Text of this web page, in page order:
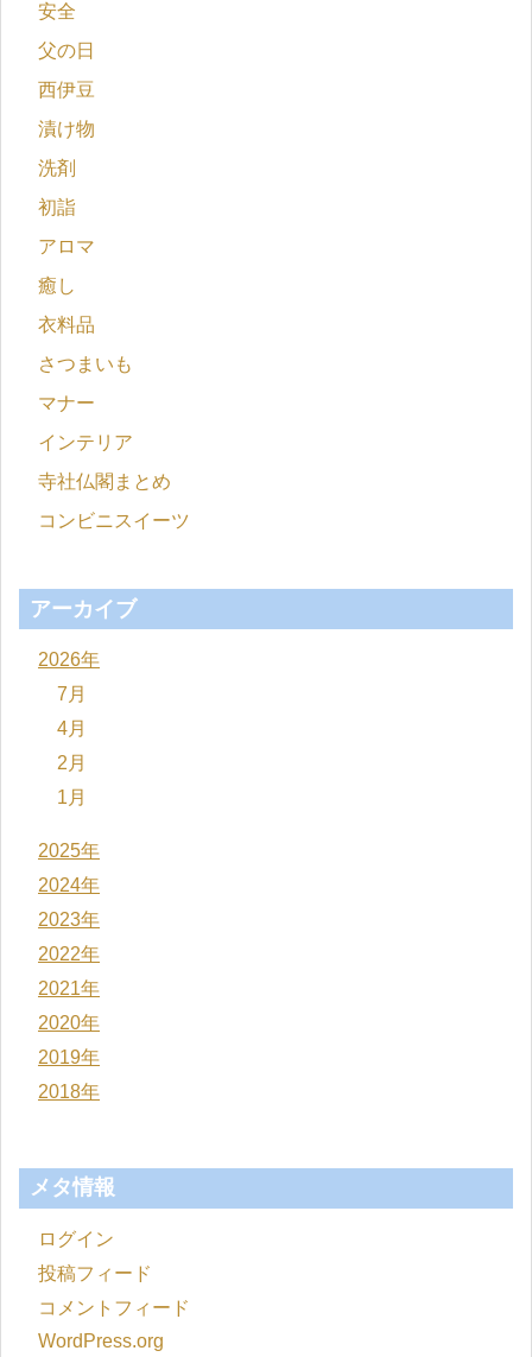
安全
父の日
西伊豆
漬け物
洗剤
初詣
アロマ
癒し
衣料品
さつまいも
マナー
インテリア
寺社仏閣まとめ
コンビニスイーツ
アーカイブ
2026年
7月
4月
2月
1月
2025年
2024年
2023年
2022年
2021年
2020年
2019年
2018年
メタ情報
ログイン
投稿フィード
コメントフィード
WordPress.org